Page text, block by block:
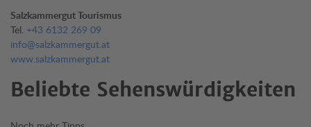
Salzkammergut Tourismus
Tel. +43 6132 269 09
info@salzkammergut.at
www.salzkammergut.at
Beliebte Sehenswürdigkeiten